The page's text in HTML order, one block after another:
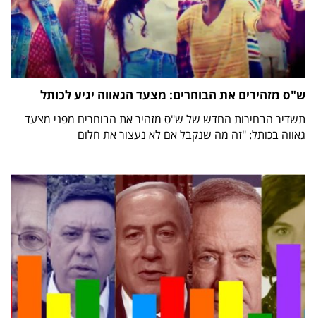
ש"ס מזהירים את הבוחרים: מצעד הגאווה יגיע לכותל
תשדיר הבחירות החדש של ש"ס מזהיר את הבוחרים מפני מצעד
גאווה בכותל: "זה מה שנקבל אם לא נעצור את חלום